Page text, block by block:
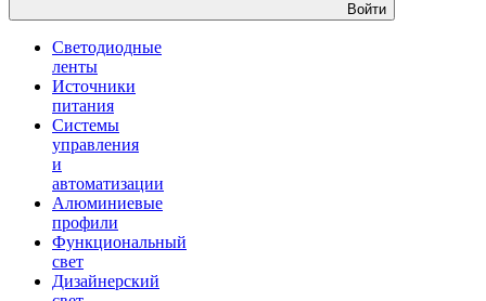
Войти
Светодиодные
ленты
Источники
питания
Системы
управления
и
автоматизации
Алюминиевые
профили
Функциональный
свет
Дизайнерский